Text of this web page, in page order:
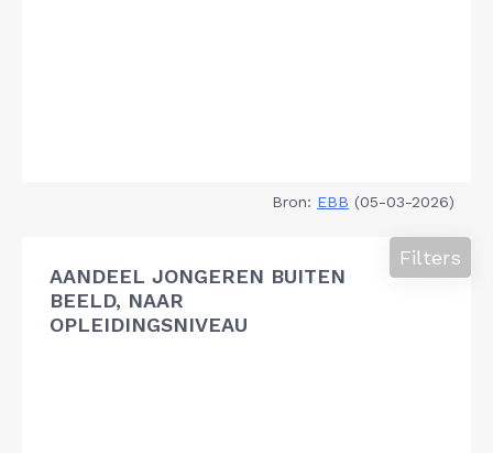
Bron: EBB (05-03-2026)
AANDEEL JONGEREN BUITEN
BEELD, NAAR
OPLEIDINGSNIVEAU
Filters